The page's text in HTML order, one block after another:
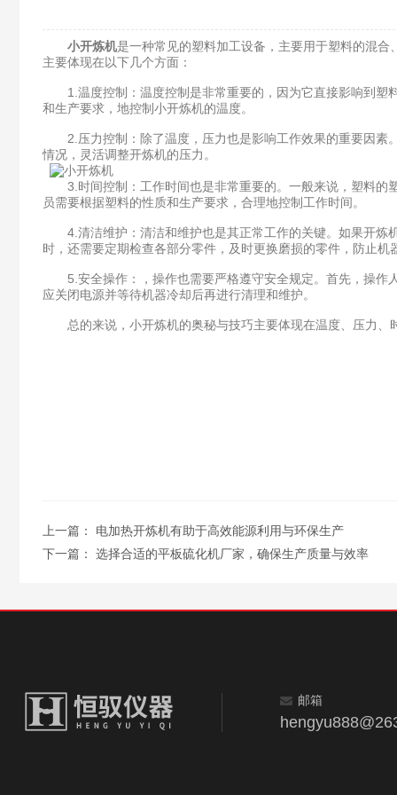
小开炼机是一种常见的塑料加工设备，主要用于塑料的混
主要体现在以下几个方面：
1.温度控制：温度控制是非常重要的，因为它直接影响到塑
和生产要求，地控制小开炼机的温度。
2.压力控制：除了温度，压力也是影响工作效果的重要因素
情况，灵活调整开炼机的压力。
3.时间控制：工作时间也是非常重要的。一般来说，塑料的
员需要根据塑料的性质和生产要求，合理地控制工作时间。
4.清洁维护：清洁和维护也是其正常工作的关键。如果开炼
时，还需要定期检查各部分零件，及时更换磨损的零件，防止机
5.安全操作：，操作也需要严格遵守安全规定。首先，操作
应关闭电源并等待机器冷却后再进行清理和维护。
总的来说，小开炼机的奥秘与技巧主要体现在温度、压力、
上一篇： 电加热开炼机有助于高效能源利用与环保生产
下一篇： 选择合适的平板硫化机厂家，确保生产质量与效率
邮箱